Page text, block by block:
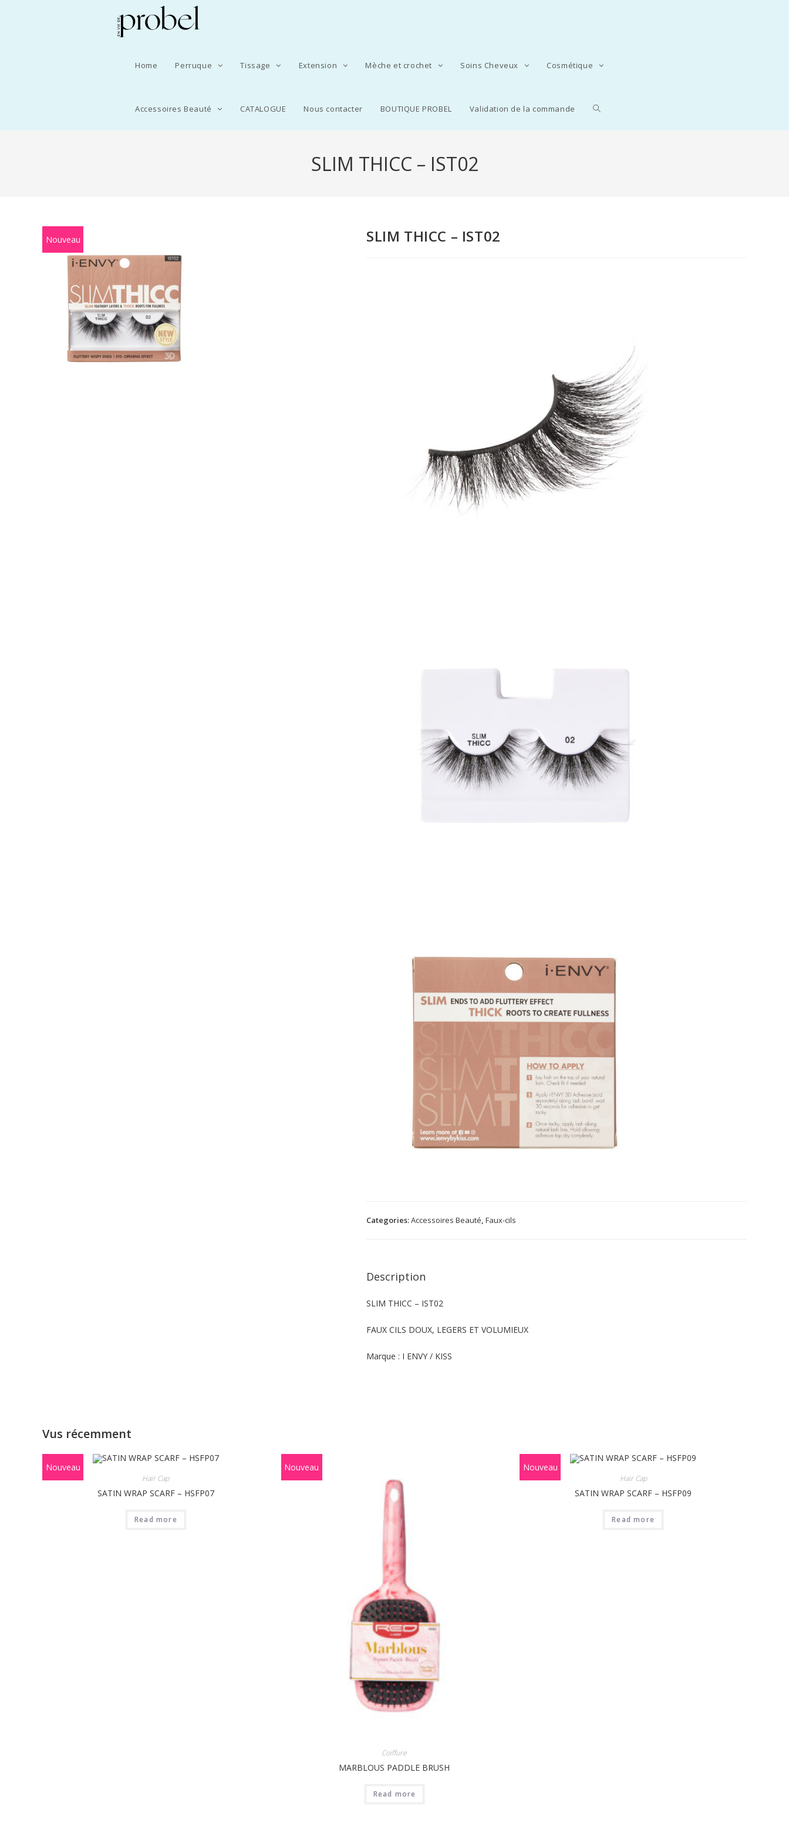
Home Perruque Tissage Extension Mèche et crochet Soins Cheveux Cosmétique
Accessoires Beauté CATALOGUE Nous contacter BOUTIQUE PROBEL Validation de la commande
SLIM THICC – IST02
Nouveau SLIM THICC – IST02
Categories:Accessoires Beauté, Faux-cils
Description
SLIM THICC – IST02
FAUX CILS DOUX, LEGERS ET VOLUMIEUX
Marque : I ENVY / KISS
Vus récemment
Nouveau
Hair Cap
SATIN WRAP SCARF – HSFP07
Read more
Nouveau
Coiffure
MARBLOUS PADDLE BRUSH
Read more
Nouveau
Hair Cap
SATIN WRAP SCARF – HSFP09
Read more